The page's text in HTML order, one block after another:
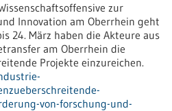
zur
Innovation am Oberrhein geht
24. März haben die Akteure aus
am Oberrhein die
Projekte einzureichen.
von-forschung-und-